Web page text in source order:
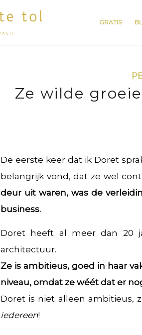
GRATIS
Ze wilde
De eerste keer dat ik Doret
belangrijk vond, dat ze wel
deur uit waren, was de
business.
Doret heeft al meer dan 20
architectuur.
Ze is ambitieus, goed in haar
niveau, omdat ze wéét dat er
Doret is niet alleen ambitieus,
iedereen!